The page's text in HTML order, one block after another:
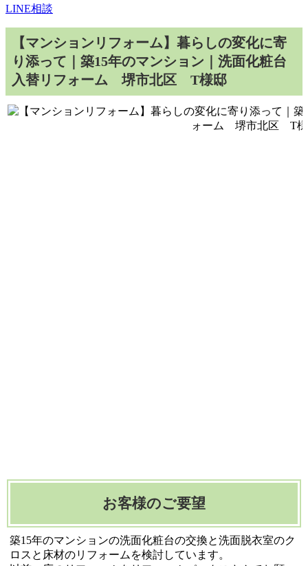
LINE相談
【マンションリフォーム】暮らしの変化に寄
り添って｜築15年のマンション｜洗面化粧台
入替リフォーム 堺市北区 T様邸
お客様のご要望
築15年のマンションの洗面化粧台の交換と洗面脱衣室のク
ロスと床材のリフォームを検討しています。